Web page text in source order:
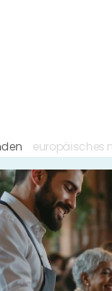
europäisches